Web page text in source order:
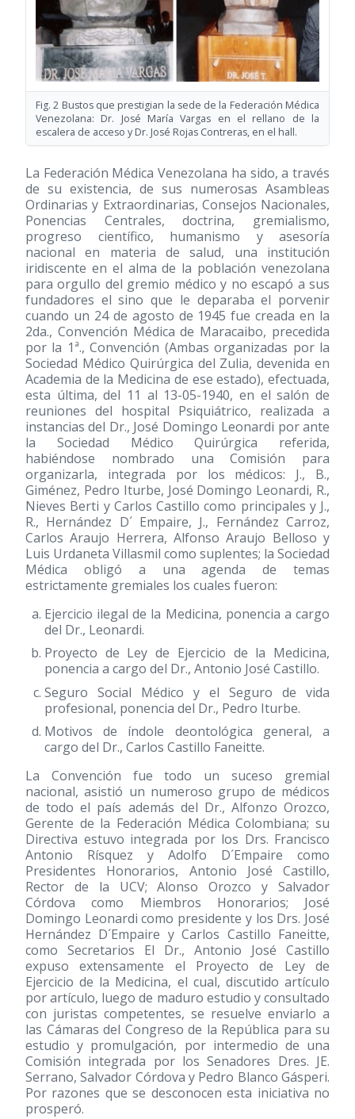
Fig. 2 Bustos que prestigian la sede de la Federación Médica
Venezolana: Dr. José María Vargas en el rellano de la
escalera de acceso y Dr. José Rojas Contreras, en el hall.
La Federación Médica Venezolana ha sido, a través
de su existencia, de sus numerosas Asambleas
Ordinarias y Extraordinarias, Consejos Nacionales,
Ponencias Centrales, doctrina, gremialismo,
progreso científico, humanismo y asesoría
nacional en materia de salud, una institución
iridiscente en el alma de la población venezolana
para orgullo del gremio médico y no escapó a sus
fundadores el sino que le deparaba el porvenir
cuando un 24 de agosto de 1945 fue creada en la
2da., Convención Médica de Maracaibo, precedida
por la 1ª., Convención (Ambas organizadas por la
Sociedad Médico Quirúrgica del Zulia, devenida en
Academia de la Medicina de ese estado), efectuada,
esta última, del 11 al 13-05-1940, en el salón de
reuniones del hospital Psiquiátrico, realizada a
instancias del Dr., José Domingo Leonardi por ante
la Sociedad Médico Quirúrgica referida,
habiéndose nombrado una Comisión para
organizarla, integrada por los médicos: J., B.,
Giménez, Pedro Iturbe, José Domingo Leonardi, R.,
Nieves Berti y Carlos Castillo como principales y J.,
R., Hernández D´ Empaire, J., Fernández Carroz,
Carlos Araujo Herrera, Alfonso Araujo Belloso y
Luis Urdaneta Villasmil como suplentes; la Sociedad
Médica obligó a una agenda de temas
estrictamente gremiales los cuales fueron:
Ejercicio ilegal de la Medicina, ponencia a cargo
del Dr., Leonardi.
Proyecto de Ley de Ejercicio de la Medicina,
ponencia a cargo del Dr., Antonio José Castillo.
Seguro Social Médico y el Seguro de vida
profesional, ponencia del Dr., Pedro Iturbe.
Motivos de índole deontológica general, a
cargo del Dr., Carlos Castillo Faneitte.
La Convención fue todo un suceso gremial
nacional, asistió un numeroso grupo de médicos
de todo el país además del Dr., Alfonzo Orozco,
Gerente de la Federación Médica Colombiana; su
Directiva estuvo integrada por los Drs. Francisco
Antonio Rísquez y Adolfo D´Empaire como
Presidentes Honorarios, Antonio José Castillo,
Rector de la UCV; Alonso Orozco y Salvador
Córdova como Miembros Honorarios; José
Domingo Leonardi como presidente y los Drs. José
Hernández D´Empaire y Carlos Castillo Faneitte,
como Secretarios El Dr., Antonio José Castillo
expuso extensamente el Proyecto de Ley de
Ejercicio de la Medicina, el cual, discutido artículo
por artículo, luego de maduro estudio y consultado
con juristas competentes, se resuelve enviarlo a
las Cámaras del Congreso de la República para su
estudio y promulgación, por intermedio de una
Comisión integrada por los Senadores Dres. JE.
Serrano, Salvador Córdova y Pedro Blanco Gásperi.
Por razones que se desconocen esta iniciativa no
prosperó.